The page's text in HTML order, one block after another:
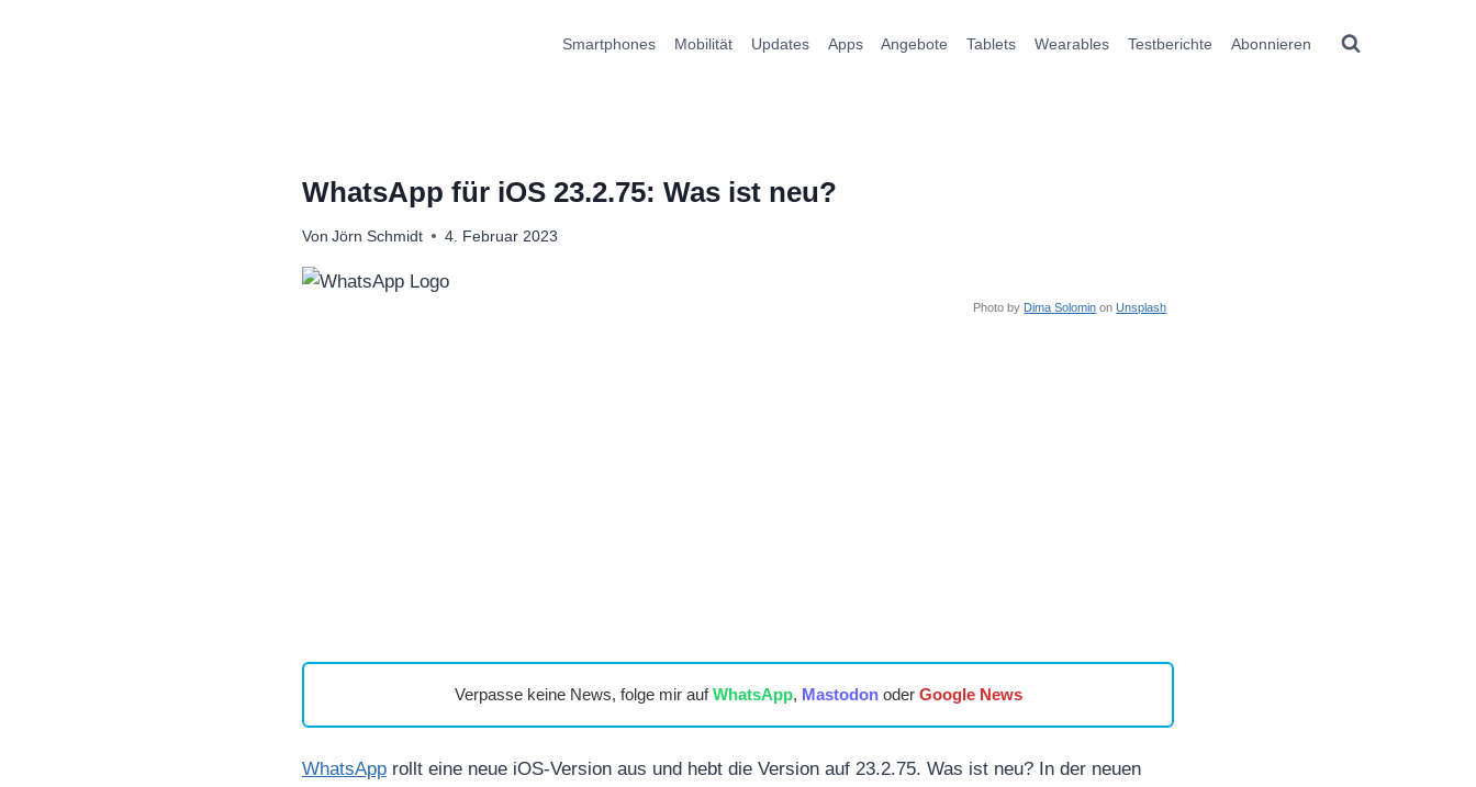
Smartphones Mobilität Updates Apps Angebote Tablets Wearables Testberichte Abonnieren
WhatsApp für iOS 23.2.75: Was ist neu?
Von Jörn Schmidt 4. Februar 2023
Photo by Dima Solomin onUnsplash
Verpasse keine News, folge mir aufWhatsApp, Mastodonoder Google News
WhatsApp rollt eine neue iOS-Version aus und hebt die Version auf 23.2.75. Was ist neu? In der neuen